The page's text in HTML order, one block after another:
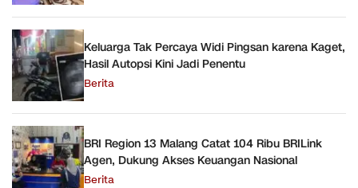
Keluarga Tak Percaya Widi Pingsan karena Kaget,
Hasil Autopsi Kini Jadi Penentu
Berita
BRI Region 13 Malang Catat 104 Ribu BRILink
Agen, Dukung Akses Keuangan Nasional
Berita